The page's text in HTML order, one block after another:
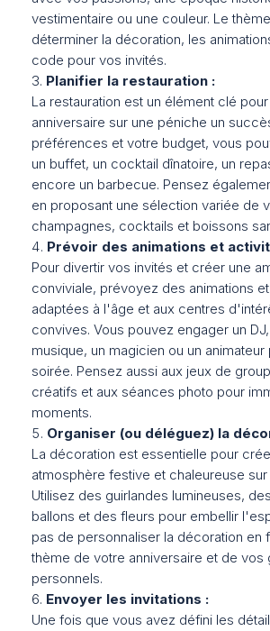
vestimentaire ou une couleur. Le
déterminer la décoration, les
code pour vos invités.
Planifier la restauration :
La restauration est un élément clé
anniversaire sur une péniche un
préférences et votre budget, vous
un buffet, un cocktail dînatoire, un
encore un barbecue. Pensez
en proposant une sélection variée de
champagnes, cocktails et boissons
Prévoir des animations et
Pour divertir vos invités et créer une
conviviale, prévoyez des animations
adaptées à l'âge et aux centres
convives. Vous pouvez engager un
musique, un magicien ou un animateur
soirée. Pensez aussi aux jeux de
créatifs et aux séances photo pour
moments.
Organiser (ou déléguez) la
La décoration est essentielle pour
atmosphère festive et chaleureuse sur
Utilisez des guirlandes lumineuses,
ballons et des fleurs pour embellir
pas de personnaliser la décoration en
thème de votre anniversaire et de vos
personnels.
Envoyer les invitations :
Une fois que vous avez défini les